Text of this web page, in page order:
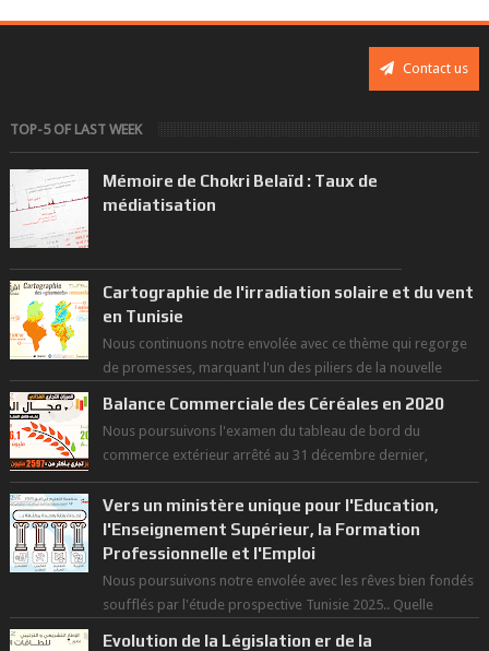
Contact us
TOP-5 OF LAST WEEK
Mémoire de Chokri Belaïd : Taux de
médiatisation
Cartographie de l'irradiation solaire et du vent
en Tunisie
Nous continuons notre envolée avec ce thème qui regorge
de promesses, marquant l'un des piliers de la nouvelle
Balance Commerciale des Céréales en 2020
Nous poursuivons l'examen du tableau de bord du
commerce extérieur arrêté au 31 décembre dernier,
rendant compte de nos prouesses et man...
Vers un ministère unique pour l'Education,
l'Enseignement Supérieur, la Formation
Professionnelle et l'Emploi
Nous poursuivons notre envolée avec les rêves bien fondés
soufflés par l'étude prospective Tunisie 2025.. Quelle
Evolution de la Législation er de la